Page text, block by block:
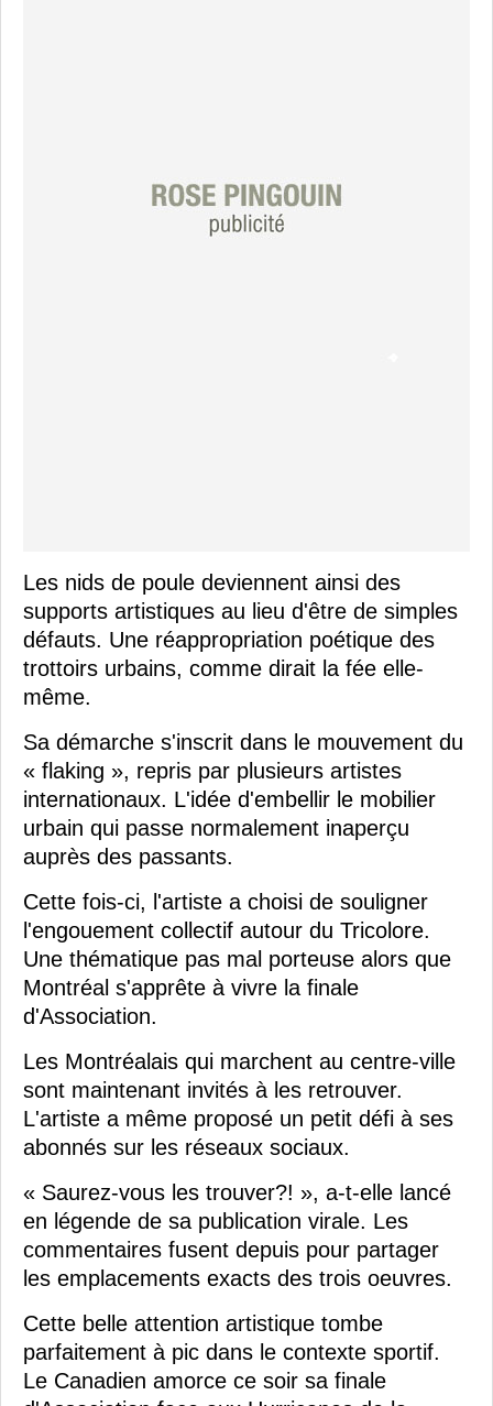
Les nids de poule deviennent ainsi des
supports artistiques au lieu d'être de simples
défauts. Une réappropriation poétique des
trottoirs urbains, comme dirait la fée elle-
même.
Sa démarche s'inscrit dans le mouvement du
« flaking », repris par plusieurs artistes
internationaux. L'idée d'embellir le mobilier
urbain qui passe normalement inaperçu
auprès des passants.
Cette fois-ci, l'artiste a choisi de souligner
l'engouement collectif autour du Tricolore.
Une thématique pas mal porteuse alors que
Montréal s'apprête à vivre la finale
d'Association.
Les Montréalais qui marchent au centre-ville
sont maintenant invités à les retrouver.
L'artiste a même proposé un petit défi à ses
abonnés sur les réseaux sociaux.
« Saurez-vous les trouver?! », a-t-elle lancé
en légende de sa publication virale. Les
commentaires fusent depuis pour partager
les emplacements exacts des trois oeuvres.
Cette belle attention artistique tombe
parfaitement à pic dans le contexte sportif.
Le Canadien amorce ce soir sa finale